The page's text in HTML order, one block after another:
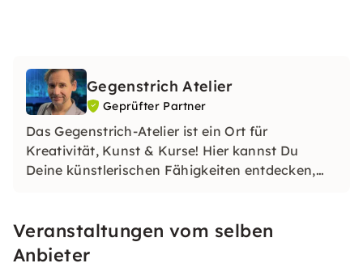
Gegenstrich Atelier
Geprüfter Partner
Das Gegenstrich-Atelier ist ein Ort für
Kreativität, Kunst & Kurse! Hier kannst Du
Deine künstlerischen Fähigkeiten entdecken,
zu geben.
Veranstaltungen vom selben
Anbieter